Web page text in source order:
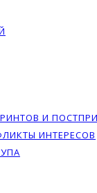
И
ИНТЕРЕСОВ